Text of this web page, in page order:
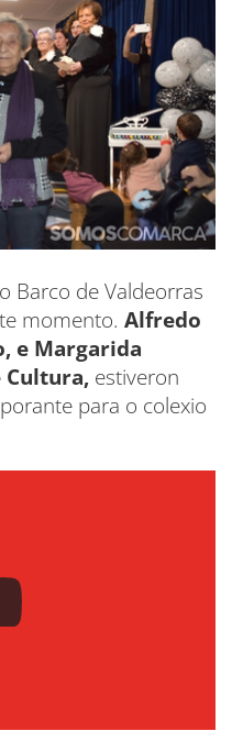
Barco de Valdeorras
momento. Alfredo
e Margarida
Cultura, estiveron
para o colexio